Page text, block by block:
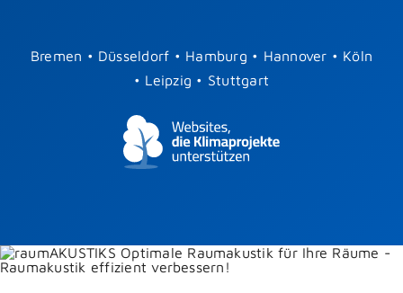
Bremen • Düsseldorf • Hamburg • Hannover • Köln
• Leipzig • Stuttgart